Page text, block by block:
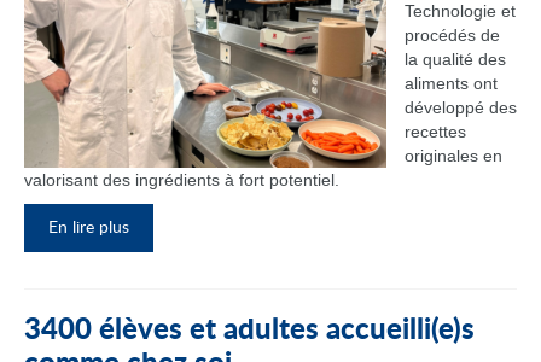
Technologie et
procédés de
la qualité des
aliments ont
développé des
recettes
originales en
valorisant des ingrédients à fort potentiel.
En lire plus
3400 élèves et adultes accueilli(e)s